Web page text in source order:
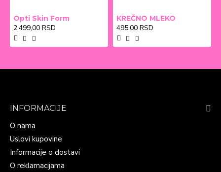
Opti Skin Form
2.499,00 RSD
KREČNO MLEKO
495,00 RSD
INFORMACIJE
O nama
Uslovi kupovine
Informacije o dostavi
O reklamacijama